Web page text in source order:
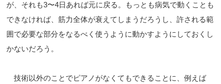
が、それも3〜4日あれば元に戻る。もっとも病気で動くことも
できなければ、筋力全体が衰えてしまうだろうし、許される範
囲で必要な部分をなるべく使うように動かすようにしておくし
かないだろう。
技術以外のことでピアノがなくてもできることに、例えば